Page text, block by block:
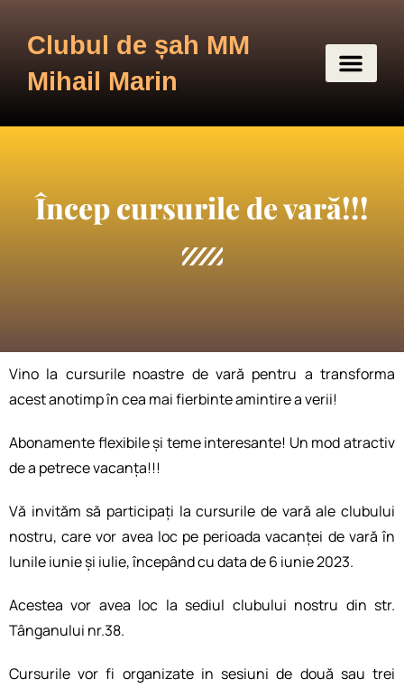
Clubul de șah MM
Mihail Marin
Încep cursurile de vară!!!
Vino la cursurile noastre de vară pentru a transforma
acest anotimp în cea mai fierbinte amintire a verii!
Abonamente flexibile și teme interesante! Un mod atractiv
de a petrece vacanța!!!
Vă invităm să participați la cursurile de vară ale clubului
nostru, care vor avea loc pe perioada vacanței de vară în
lunile iunie și iulie, începând cu data de 6 iunie 2023.
Acestea vor avea loc la sediul clubului nostru din str.
Tânganului nr.38.
Cursurile vor fi organizate in sesiuni de două sau trei